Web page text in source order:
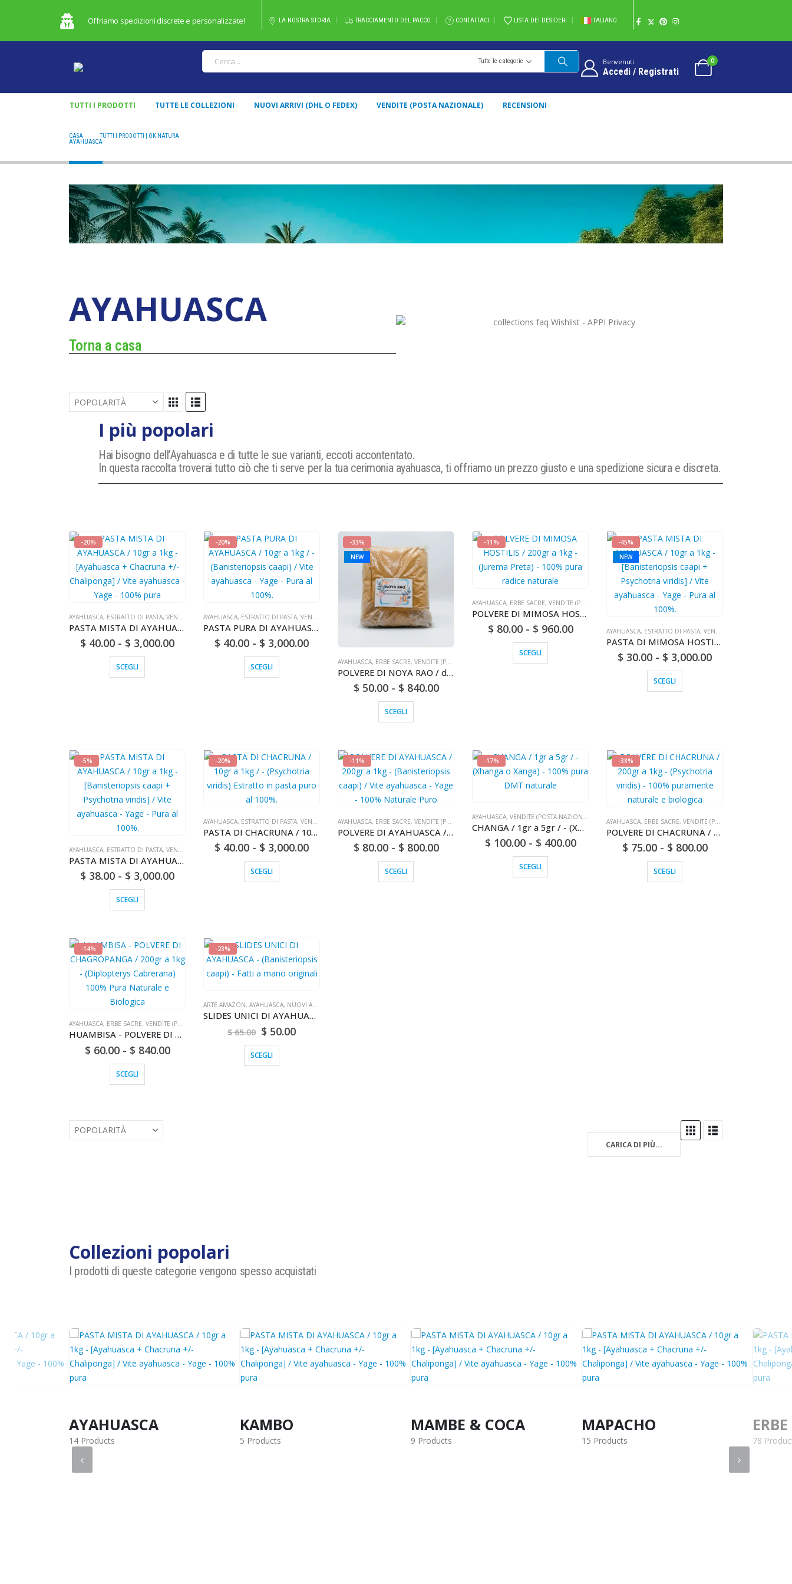
Offriamo spedizioni discrete e personalizzate! LA NOSTRA STORIA TRACCIAMENTO DEL PACCO CONTATTACI LISTA DEI DESIDERI ITALIANO
Tutte le categorie Benvenuti
Accedi / Registrati
0
TUTTI I PRODOTTI TUTTE LE COLLEZIONI NUOVI ARRIVI (DHL O FEDEX) VENDITE (POSTA NAZIONALE) RECENSIONI
CASA TUTTI I PRODOTTI | OK NATURA
AYAHUASCA
AYAHUASCA
Torna a casa
I più popolari
Hai bisogno dell’Ayahuasca e di tutte le sue varianti, eccoti accontentato.
In questa raccolta troverai tutto ciò che ti serve per la tua cerimonia ayahuasca, ti offriamo un prezzo giusto e una spedizione sicura e discreta.
-20%
AYAHUASCA, ESTRATTO DI PASTA, VENDITE (POSTA NAZIONALE)
PASTA MISTA DI AYAHUASCA / 10gr a 1kg - [Ayahuasca + Chacruna +/- Chaliponga] / Vite ayahuasca - Yage - 100% pura
$ 40.00 - $ 3,000.00
SCEGLI
-20%
AYAHUASCA, ESTRATTO DI PASTA, VENDITE (POSTA NAZIONALE)
PASTA PURA DI AYAHUASCA / 10gr a 1kg / - (Banisteriopsis caapi) / Vite ayahuasca - Yage - Pura al 100%.
$ 40.00 - $ 3,000.00
SCEGLI
-33%
NEW
AYAHUASCA, ERBE SACRE, VENDITE (POSTA NAZIONALE)
POLVERE DI NOYA RAO / da 200 g a 1 kg - (Buchenavia Amazonia) CORTECCIA 100% pura, naturale e biologica
$ 50.00 - $ 840.00
SCEGLI
-11%
AYAHUASCA, ERBE SACRE, VENDITE (POSTA NAZIONALE)
POLVERE DI MIMOSA HOSTILIS / 200gr a 1kg - (Jurema Preta) - 100% pura radice naturale
$ 80.00 - $ 960.00
SCEGLI
-45%
NEW
AYAHUASCA, ESTRATTO DI PASTA, VENDITE (POSTA NAZIONALE)
PASTA DI MIMOSA HOSTILIS / 10 g in confezione da 1 kg - [Jurema Preta] - Radice naturale pura al 100%
$ 30.00 - $ 3,000.00
SCEGLI
-5%
AYAHUASCA, ESTRATTO DI PASTA, VENDITE (POSTA NAZIONALE)
PASTA MISTA DI AYAHUASCA / 10gr a 1kg - [Banisteriopsis caapi + Psychotria viridis] / Vite ayahuasca - Yage - Pura al 100%.
$ 38.00 - $ 3,000.00
SCEGLI
-20%
AYAHUASCA, ESTRATTO DI PASTA, VENDITE (POSTA NAZIONALE)
PASTA DI CHACRUNA / 10gr a 1kg / - (Psychotria viridis) Estratto in pasta puro al 100%.
$ 40.00 - $ 3,000.00
SCEGLI
-11%
AYAHUASCA, ERBE SACRE, VENDITE (POSTA NAZIONALE)
POLVERE DI AYAHUASCA / 200gr a 1kg - (Banisteriopsis caapi) / Vite ayahuasca - Yage - 100% Naturale Puro
$ 80.00 - $ 800.00
SCEGLI
-17%
AYAHUASCA, VENDITE (POSTA NAZIONALE)
CHANGA / 1gr a 5gr / - (Xhanga o Xanga) - 100% pura DMT naturale
$ 100.00 - $ 400.00
SCEGLI
-38%
AYAHUASCA, ERBE SACRE, VENDITE (POSTA NAZIONALE)
POLVERE DI CHACRUNA / 200gr a 1kg - (Psychotria viridis) - 100% puramente naturale e biologica
$ 75.00 - $ 800.00
SCEGLI
-14%
AYAHUASCA, ERBE SACRE, VENDITE (POSTA NAZIONALE)
HUAMBISA - POLVERE DI CHAGROPANGA / 200gr a 1kg - (Diplopterys Cabrerana) 100% Pura Naturale e Biologica
$ 60.00 - $ 840.00
SCEGLI
-23%
ARTE AMAZON, AYAHUASCA, NUOVI ARRIVI (DHL O FEDEX)
SLIDES UNICI DI AYAHUASCA - (Banisteriopsis caapi) - Fatti a mano originali
$65.00 $ 50.00
SCEGLI
CARICA DI PIÙ...
Collezioni popolari
I prodotti di queste categorie vengono spesso acquistati
AYAHUASCA
14 Products
KAMBO
5 Products
MAMBE & COCA
9 Products
MAPACHO
15 Products 78